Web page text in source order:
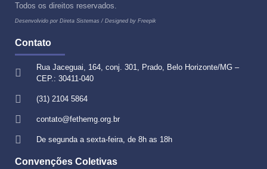
Todos os direitos reservados.
Desenvolvido por Direta Sistemas / Designed by Freepik
Contato
Rua Jaceguai, 164, conj. 301, Prado, Belo Horizonte/MG –
CEP.: 30411-040
(31) 2104 5864
contato@fethemg.org.br
De segunda a sexta-feira, de 8h as 18h
Convenções Coletivas